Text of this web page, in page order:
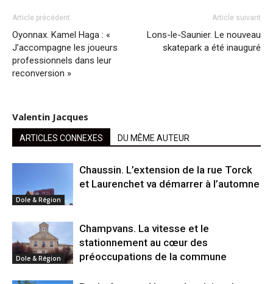
Article précédent
Oyonnax. Kamel Haga : «
J’accompagne les joueurs
professionnels dans leur
reconversion »
Article suivant
Lons-le-Saunier. Le nouveau
skatepark a été inauguré
Valentin Jacques
ARTICLES CONNEXES DU MÊME AUTEUR
Dole & Région
Chaussin. L’extension de la rue Torck
et Laurenchet va démarrer à l’automne
Dole & Région
Champvans. La vitesse et le
stationnement au cœur des
préoccupations de la commune